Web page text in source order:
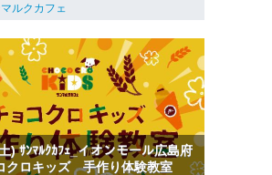
ルクカフェ
) ｻﾝﾏﾙｸｶﾌｪ_イオンモール広島府
クロキッズ 手作り体験教室